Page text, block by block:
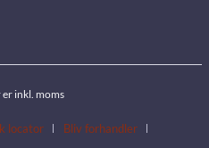
inkl. moms
locator
Bliv forhandler